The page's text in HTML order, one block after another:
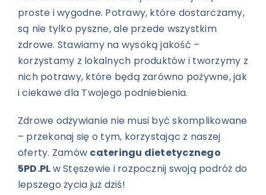
proste i wygodne. Potrawy, które dostarczamy,
są nie tylko pyszne, ale przede wszystkim
zdrowe. Stawiamy na wysoką jakość –
korzystamy z lokalnych produktów i tworzymy z
nich potrawy, które będą zarówno pożywne, jak
i ciekawe dla Twojego podniebienia.
Zdrowe odżywianie nie musi być skomplikowane
– przekonaj się o tym, korzystając z naszej
oferty. Zamów cateringu dietetycznego
5PD.PLw Stęszewie i rozpocznij swoją podróż do
lepszego życia już dziś!